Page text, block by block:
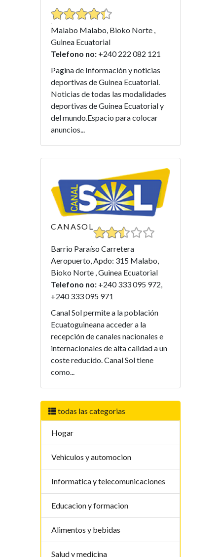
todas las categorias
Hogar
Vehiculos y automocion
Informatica y telecomunicaciones
Educacion y formacion
Alimentos y bebidas
Salud y medicina
Malabo Malabo, Bioko Norte ,
Guinea Ecuatorial
Telefono no: +240 222 082 121
Pagina de Información y noticias
deportivas de Guinea Ecuatorial.
Noticias de todas las modalidades
deportivas de Guinea Ecuatorial y
del mundo.Espacio para colocar
anuncios...
CANASOL
Barrio Paraíso Carretera
Aeropuerto, Apdo: 315 Malabo,
Bioko Norte , Guinea Ecuatorial
Telefono no: +240 333 095 972,
+240 333 095 971
Canal Sol permite a la población
Ecuatoguineana acceder a la
recepción de canales nacionales e
internacionales de alta calidad a un
coste reducido. Canal Sol tiene
como...